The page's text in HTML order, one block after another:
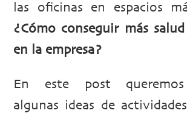
las oficinas en espacios
¿Cómo conseguir más
en la empresa?
En este post
algunas ideas de